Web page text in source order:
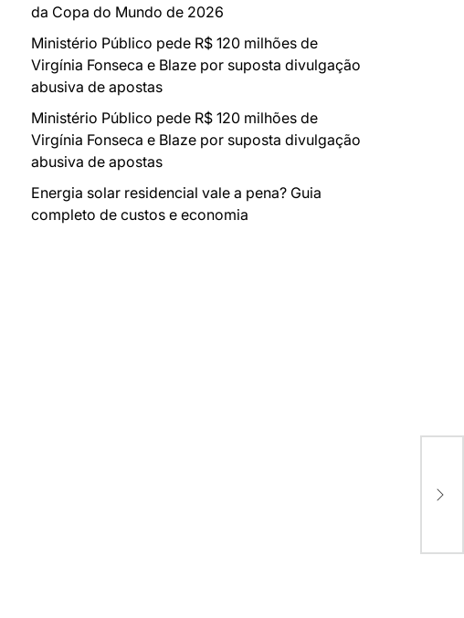
e
da Copa do Mundo de 2026
Ministério Público pede R$ 120 milhões de
Virgínia Fonseca e Blaze por suposta divulgação
abusiva de apostas
Ministério Público pede R$ 120 milhões de
Virgínia Fonseca e Blaze por suposta divulgação
abusiva de apostas
Energia solar residencial vale a pena? Guia
completo de custos e economia